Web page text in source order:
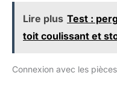
Lire plus Test :
toit coulissant et
Connexion avec les